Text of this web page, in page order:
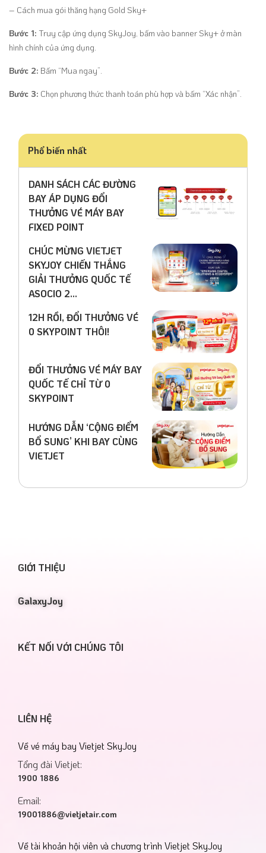
– Cách mua gói thăng hạng Gold Sky+
Bước 1: Truy cập ứng dụng SkyJoy, bấm vào banner Sky+ ở màn
hình chính của ứng dụng.
Bước 2: Bấm “Mua ngay”.
Bước 3: Chọn phương thức thanh toán phù hợp và bấm “Xác nhận”.
Phổ biến nhất
DANH SÁCH CÁC ĐƯỜNG
BAY ÁP DỤNG ĐỔI
THƯỞNG VÉ MÁY BAY
FIXED POINT
CHÚC MỪNG VIETJET
SKYJOY CHIẾN THẮNG
GIẢI THƯỞNG QUỐC TẾ
ASOCIO 2...
12H RỒI, ĐỔI THƯỞNG VÉ
0 SKYPOINT THÔI!
ĐỔI THƯỞNG VÉ MÁY BAY
QUỐC TẾ CHỈ TỪ 0
SKYPOINT
HƯỚNG DẪN ‘CỘNG ĐIỂM
BỔ SUNG’ KHI BAY CÙNG
VIETJET
GIỚI THIỆU
GalaxyJoy
KẾT NỐI VỚI CHÚNG TÔI
LIÊN HỆ
Về vé máy bay Vietjet SkyJoy
Tổng đài Vietjet:
1900 1886
Email:
19001886@vietjetair.com
Về tài khoản hội viên và chương trình Vietjet SkyJoy